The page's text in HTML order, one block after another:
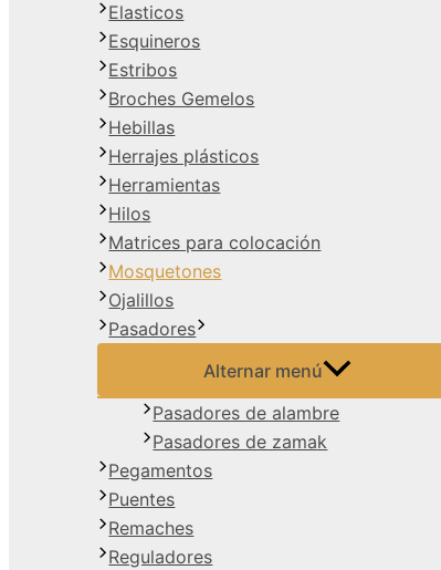
Elasticos
Esquineros
Estribos
Broches Gemelos
Hebillas
Herrajes plásticos
Herramientas
Hilos
Matrices para colocación
Mosquetones
Ojalillos
Pasadores
Alternar menú
Pasadores de alambre
Pasadores de zamak
Pegamentos
Puentes
Remaches
Reguladores